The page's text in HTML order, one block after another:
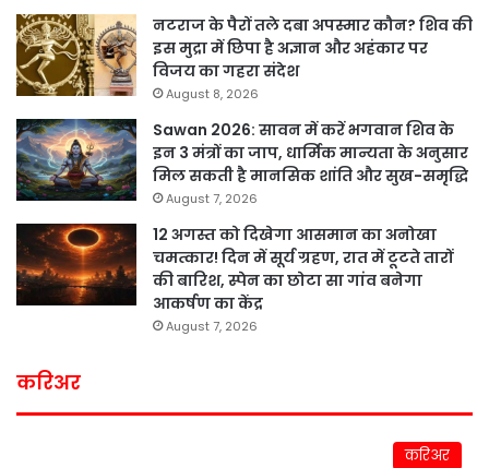
नटराज के पैरों तले दबा अपस्मार कौन? शिव की
इस मुद्रा में छिपा है अज्ञान और अहंकार पर
विजय का गहरा संदेश
August 8, 2026
Sawan 2026: सावन में करें भगवान शिव के
इन 3 मंत्रों का जाप, धार्मिक मान्यता के अनुसार
मिल सकती है मानसिक शांति और सुख-समृद्धि
August 7, 2026
12 अगस्त को दिखेगा आसमान का अनोखा
चमत्कार! दिन में सूर्य ग्रहण, रात में टूटते तारों
की बारिश, स्पेन का छोटा सा गांव बनेगा
आकर्षण का केंद्र
August 7, 2026
करिअर
करिअर